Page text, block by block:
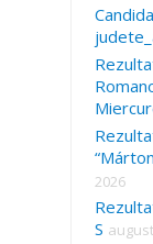
2026
S